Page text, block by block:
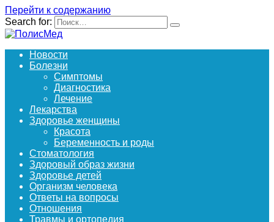
Перейти к содержанию
Search for:
Новости
Болезни
Симптомы
Диагностика
Лечение
Лекарства
Здоровье женщины
Красота
Беременность и роды
Стоматология
Здоровый образ жизни
Здоровье детей
Организм человека
Ответы на вопросы
Отношения
Травмы и ортопедия